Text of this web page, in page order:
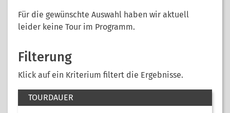
Für die gewünschte Auswahl haben wir aktuell
leider keine Tour im Programm.
Filterung
Klick auf ein Kriterium filtert die Ergebnisse.
TOURDAUER